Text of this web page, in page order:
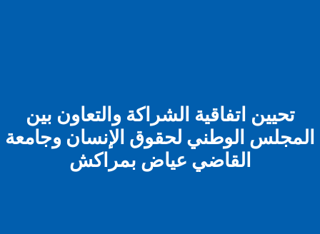
تحيين اتفاقية الشراكة والتعاون بين
المجلس الوطني لحقوق الإنسان وجامعة
القاضي عياض بمراكش